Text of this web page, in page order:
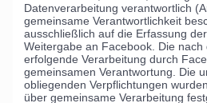
Datenverarbeitung verantwortlich
gemeinsame Verantwortlichkeit
ausschließlich auf die Erfassung
Weitergabe an Facebook. Die nach
erfolgende Verarbeitung durch
gemeinsamen Verantwortung. Die
obliegenden Verpflichtungen
über gemeinsame Verarbeitung